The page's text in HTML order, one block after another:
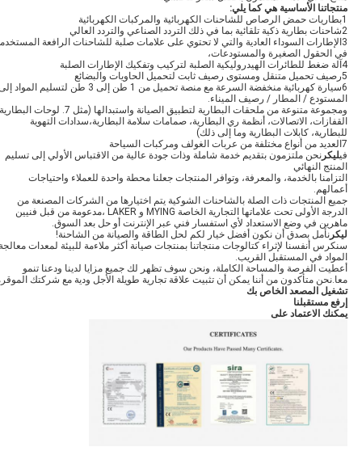
منتجاتنا الأساسية هي كما يلي:
1بطاريات حمض الرصاص للشاحنات الكهربائية والمركبات الكهربائية
2شاحنات بطارية ذكية تلقائية بما في ذلك التردد الصناعي والتردد العالي
3الإطارات السوداء العادية والتي لا تحتوي على علامات صلبة للشاحنات الرافعة
في الحقول الصغيرة والمستودعات،
4آلة ضغط للطائرات الهيدروليكية الصلبة لتركيب وتفكيك الإطارات الصلبة
5رصيف تحميل متنقل ومستوى رصيف ثابت لتحميل الحاويات والبضائع
6سيارة كهربائية منخفضة السرعة مع منصة تحميل من 1 طن إلى 3 طن لتسليم المواد
المستودع / المطار / رصيف الميناء.
ومجموعة متنوعة من ملحقات البطارية لتطبيق الصيانة واستبدالها (مثل 7. لوحات
القفازات، الاتصالات، أنظمة ري البطارية، صمامات سلامة البطارية،سدادات التهوية
للبطارية، كابلات البطارية وما إلى ذلك)
7العديد من أنواع مختلفة من عربات الغولف ومركبات السياحة
فيليكر نحن ملتزمون بتقديم خدمة شاملة وذات جودة عالية من الاقتباس الأولي إلى تسليم
المنتج النهائي
التزامنا بالخدمة، والمعرفة، وتوافر المنتجات جعلنا محطة واحدة للعملاء واحتياجات
أعمالهم.
جميع المنتجات ذات الصلة بالشاحنات الشوكية يتم اختيارها من الشركات المصنعة من
الدرجة الأولى تحت علاماتها التجارية الخاصة MYING و LAKER ،مدعومة من قبل فنيين
ماهرين في وضع الاستعداد لأي استفسار فني عبر الإنترنت أو حل بعد السوق.
ليكر نأمل بصدق أن نكون أفضل خيار لكم لحل الطاقة والصيانة من الشاحنة!
سنكرس أنفسنا لإثراء كتالوجات منتجاتنا بمنتجات صيانة أكثر ملاءمة للبيئة لمعدات
المواد في المستقبل القريب.
أعطيت الفرصة والمساحة الكاملة، ونحن سوف تظهر لك جميع مزايا لدينا ودعنا تنمو
معا.نحن متأكدون من أننا يمكن أن تثبيت علاقة تجارية طويلة الأجل ودية مع شركتك
تشغيل المصعد الخاص بك
إرفع مستقبلنا
يمكنك الاعتماد على